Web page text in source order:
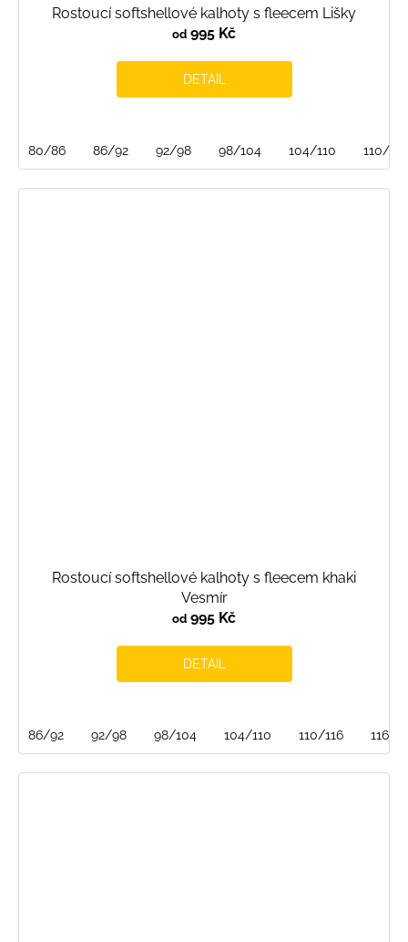
Rostoucí softshellové kalhoty s fleecem Lišky
od 995 Kč
DETAIL
80/86 86/92 92/98 98/104 104/110 110/116
Rostoucí softshellové kalhoty s fleecem khaki
Vesmír
od 995 Kč
DETAIL
86/92 92/98 98/104 104/110 110/116 116/